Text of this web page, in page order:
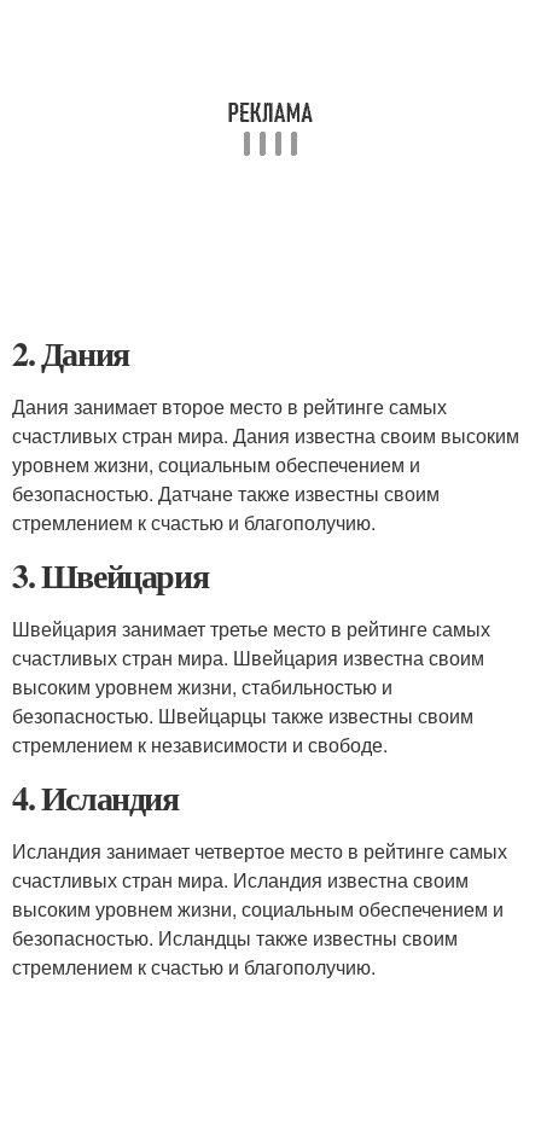
2. Дания
Дания занимает второе место в рейтинге самых
счастливых стран мира. Дания известна своим высоким
уровнем жизни, социальным обеспечением и
безопасностью. Датчане также известны своим
стремлением к счастью и благополучию.
3. Швейцария
Швейцария занимает третье место в рейтинге самых
счастливых стран мира. Швейцария известна своим
высоким уровнем жизни, стабильностью и
безопасностью. Швейцарцы также известны своим
стремлением к независимости и свободе.
4. Исландия
Исландия занимает четвертое место в рейтинге самых
счастливых стран мира. Исландия известна своим
высоким уровнем жизни, социальным обеспечением и
безопасностью. Исландцы также известны своим
стремлением к счастью и благополучию.